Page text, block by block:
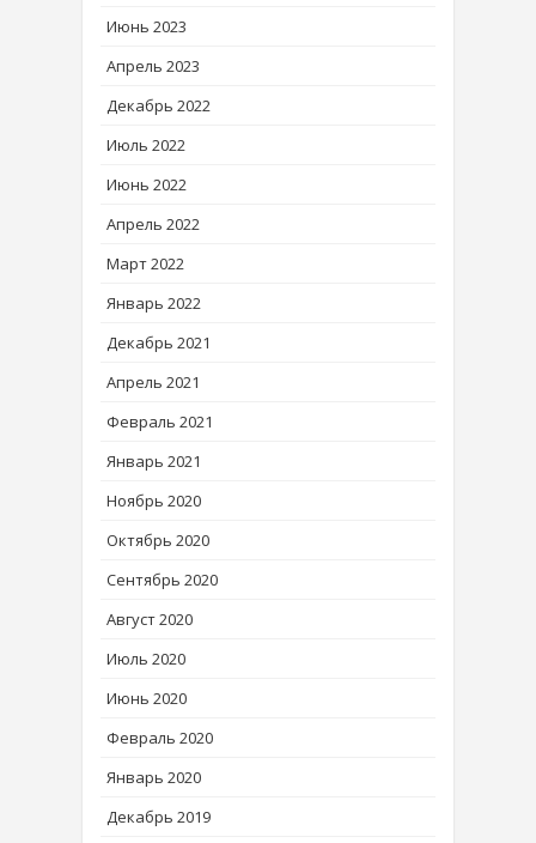
Июнь 2023
Апрель 2023
Декабрь 2022
Июль 2022
Июнь 2022
Апрель 2022
Март 2022
Январь 2022
Декабрь 2021
Апрель 2021
Февраль 2021
Январь 2021
Ноябрь 2020
Октябрь 2020
Сентябрь 2020
Август 2020
Июль 2020
Июнь 2020
Февраль 2020
Январь 2020
Декабрь 2019